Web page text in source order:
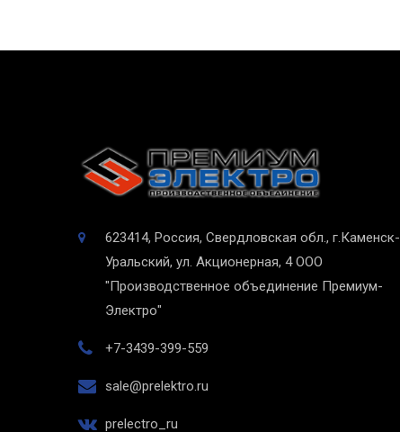
623414, Россия, Свердловская обл., г.Каменск-
Уральский, ул. Акционерная, 4 ООО
"Производственное объединение Премиум-
Электро"
+7-3439-399-559
sale@prelektro.ru
prelectro_ru